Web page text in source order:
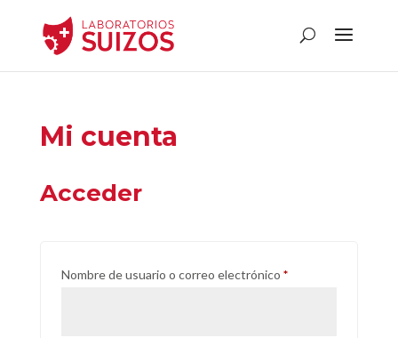
Mi cuenta
Acceder
Nombre de usuario o correo electrónico *Obligatorio